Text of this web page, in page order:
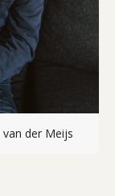
der Meijs